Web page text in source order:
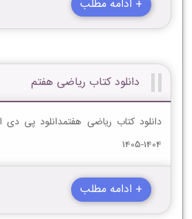
+ ادامه مطلب
دانلود کتاب ریاضی هفتم
دانلود کتاب ریاضی هفتمدانلود پی
1404-1405
+ ادامه مطلب